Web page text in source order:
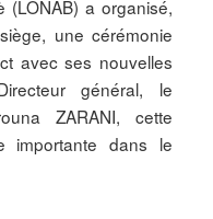
(LONAB) a organisé,
une cérémonie
avec ses nouvelles
général, le
ZARANI, cette
importante dans le